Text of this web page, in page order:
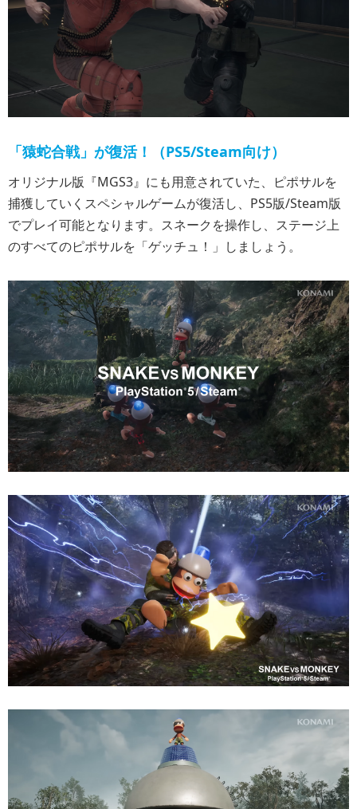
「猿蛇合戦」が復活！（PS5/Steam向け）
オリジナル版『MGS3』にも用意されていた、ピポサルを
捕獲していくスペシャルゲームが復活し、PS5版/Steam版
でプレイ可能となります。スネークを操作し、ステージ上
のすべてのピポサルを「ゲッチュ！」しましょう。